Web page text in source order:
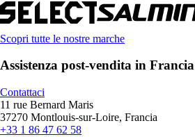
Scopri tutte le nostre marche
Assistenza post-vendita in Francia
Contattaci
11 rue Bernard Maris
37270 Montlouis-sur-Loire, Francia
+33 1 86 47 62 58